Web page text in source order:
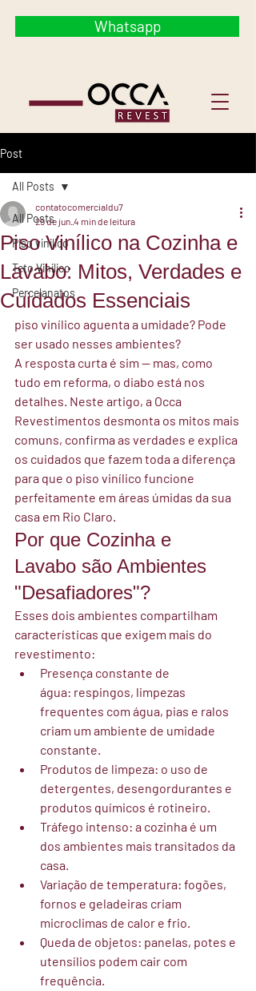
Whatsapp
Post
All Posts
Piso vinilico
Teto Vinilico
Percelanatos
All Posts
Piso Vinílico na Cozinha e
Lavabo: Mitos, Verdades e
Cuidados Essenciais
contatocomercialdu7
29 de jun. 4 min de leitura
piso vinílico aguenta a umidade? Pode
ser usado nesses ambientes?
A resposta curta é sim — mas, como
tudo em reforma, o diabo está nos
detalhes. Neste artigo, a Occa
Revestimentos desmonta os mitos mais
comuns, confirma as verdades e explica
os cuidados que fazem toda a diferença
para que o piso vinílico funcione
perfeitamente em áreas úmidas da sua
casa em Rio Claro.
Por que Cozinha e
Lavabo são Ambientes
"Desafiadores"?
Esses dois ambientes compartilham
características que exigem mais do
revestimento:
Presença constante de
água: respingos, limpezas
frequentes com água, pias e ralos
criam um ambiente de umidade
constante.
Produtos de limpeza: o uso de
detergentes, desengordurantes e
produtos químicos é rotineiro.
Tráfego intenso: a cozinha é um
dos ambientes mais transitados da
casa.
Variação de temperatura: fogões,
fornos e geladeiras criam
microclimas de calor e frio.
Queda de objetos: panelas, potes e
utensílios podem cair com
frequência.